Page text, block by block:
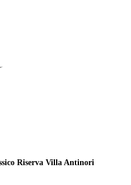
Riserva Villa Antinori